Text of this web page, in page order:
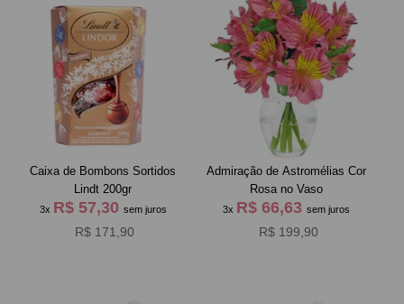
Caixa de Bombons Sortidos
Lindt 200gr
3x R$ 57,30 sem juros
R$ 171,90
Admiração de Astromélias Cor
Rosa no Vaso
3x R$ 66,63sem juros
R$ 199,90